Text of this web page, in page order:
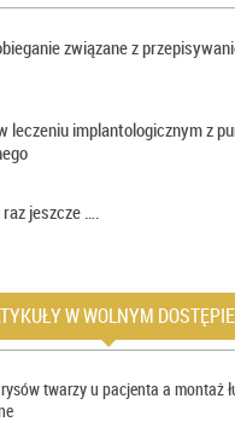
związane z
leczeniu implantologicznym z
jeszcze ….
W WOLNYM DOSTĘPIE
twarzy u pacjenta a montaż